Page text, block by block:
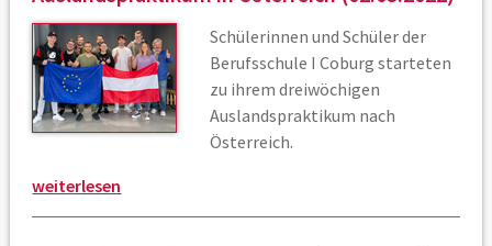
Schülerinnen und Schüler der
Berufsschule I Coburg starteten
zu ihrem dreiwöchigen
Auslandspraktikum nach
Österreich.
weiterlesen